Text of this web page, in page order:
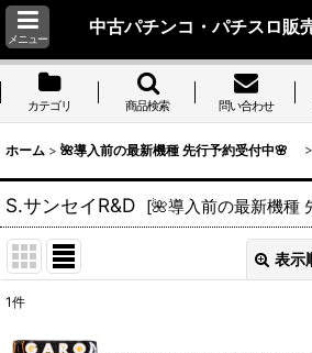
メニュー
中古パチンコ・パチスロ販
カテゴリ 商品検索 問い合わせ
ホーム > 🌺導入前の最新機種 先行予約受付中🌸 >
S.サンセイR&D [🌺導入前の最新機種
表示
1件